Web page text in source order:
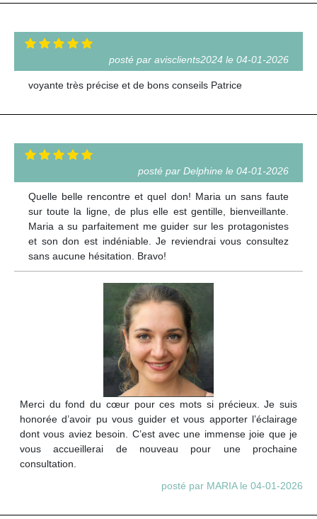
posté par avisclients2024 le 04-01-2026
voyante très précise et de bons conseils Patrice
posté par Delphine le 04-01-2026
Quelle belle rencontre et quel don! Maria un sans faute
sur toute la ligne, de plus elle est gentille, bienveillante.
Maria a su parfaitement me guider sur les protagonistes
et son don est indéniable. Je reviendrai vous consultez
sans aucune hésitation. Bravo!
Merci du fond du cœur pour ces mots si précieux. Je suis
honorée d’avoir pu vous guider et vous apporter l’éclairage
dont vous aviez besoin. C’est avec une immense joie que je
vous accueillerai de nouveau pour une prochaine
consultation.
posté par MARIA le 04-01-2026